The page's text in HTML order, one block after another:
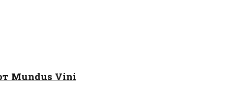
Mundus Vini